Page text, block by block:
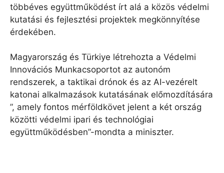
többéves együttműködést írt alá a közös védelmi
kutatási és fejlesztési projektek megkönnyítése
érdekében.
Magyarország és Türkiye létrehozta a Védelmi
Innovációs Munkacsoportot az autonóm
rendszerek, a taktikai drónok és az AI-vezérelt
katonai alkalmazások kutatásának előmozdítására
”, amely fontos mérföldkövet jelent a két ország
közötti védelmi ipari és technológiai
együttműködésben”-mondta a miniszter.